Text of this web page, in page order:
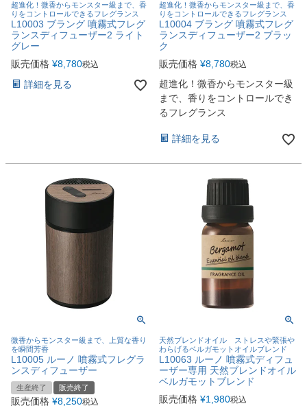
超進化！微香からモンスター級まで、香
りをコントロールできるフレグランス
L10003 ブラング 噴霧式フレグ
ランスディフューザー2 ライト
グレー
販売価格 ¥8,780税込
詳細を見る
超進化！微香からモンスター級まで、香
りをコントロールできるフレグランス
L10004 ブラング 噴霧式フレグ
ランスディフューザー2 ブラッ
ク
販売価格 ¥8,780税込
超進化！微香からモンスター級
まで、香りをコントロールでき
るフレグランス
詳細を見る
微香からモンスター級まで、上質な香り
を瞬間芳香
L10005 ルーノ 噴霧式フレグラ
ンスディフューザー
生産終了 販売終了
販売価格 ¥8,250税込
天然ブレンドオイル ストレスや緊張や
わらげるベルガモットオイルブレンド
L10063 ルーノ 噴霧式ディフュ
ーザー専用 天然ブレンドオイル
ベルガモットブレンド
販売価格 ¥1,980税込